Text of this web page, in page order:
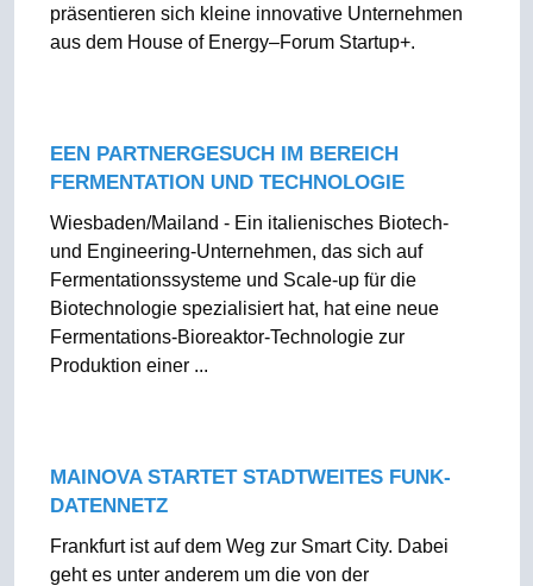
präsentieren sich kleine innovative Unternehmen
aus dem House of Energy–Forum Startup+.
EEN PARTNERGESUCH IM BEREICH
FERMENTATION UND TECHNOLOGIE
Wiesbaden/Mailand - Ein italienisches Biotech-
und Engineering-Unternehmen, das sich auf
Fermentationssysteme und Scale-up für die
Biotechnologie spezialisiert hat, hat eine neue
Fermentations-Bioreaktor-Technologie zur
Produktion einer ...
MAINOVA STARTET STADTWEITES FUNK-
DATENNETZ
Frankfurt ist auf dem Weg zur Smart City. Dabei
geht es unter anderem um die von der